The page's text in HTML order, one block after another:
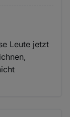
Leute jetzt